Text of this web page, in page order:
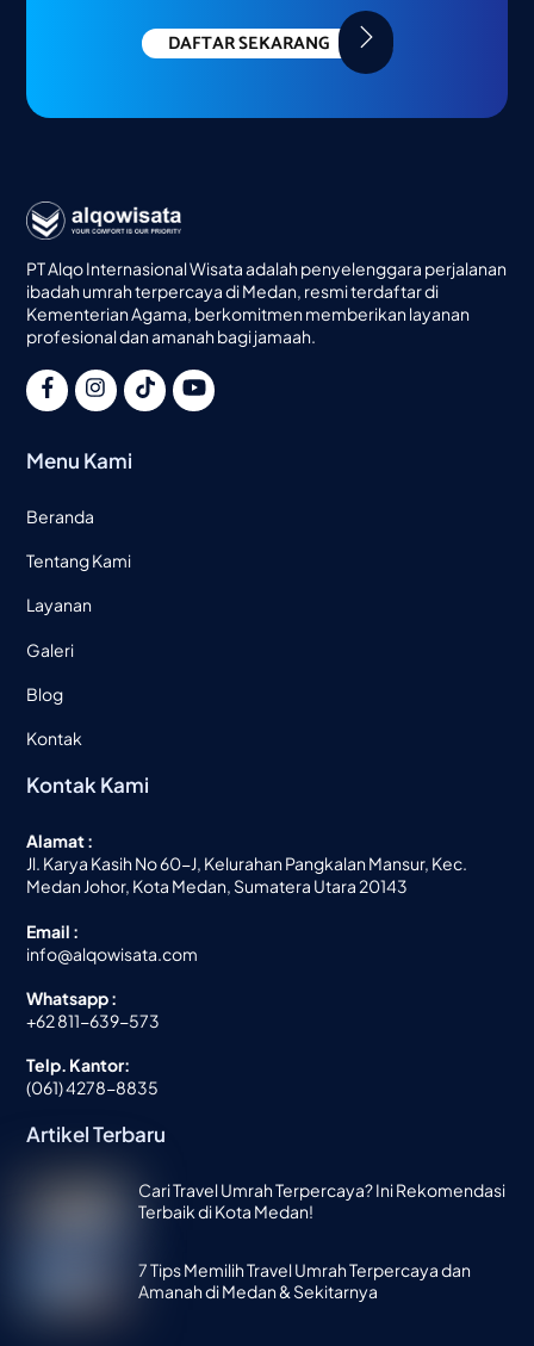
DAFTAR SEKARANG
PT Alqo Internasional Wisata adalah penyelenggara perjalanan
ibadah umrah terpercaya di Medan, resmi terdaftar di
Kementerian Agama, berkomitmen memberikan layanan
profesional dan amanah bagi jamaah.
Menu Kami
Beranda
Tentang Kami
Layanan
Galeri
Blog
Kontak
Kontak Kami
Alamat :
Jl. Karya Kasih No 60-J, Kelurahan Pangkalan Mansur, Kec.
Medan Johor, Kota Medan, Sumatera Utara 20143
Email :
info@alqowisata.com
Whatsapp :
+62 811-639-573
Telp. Kantor:
(061) 4278-8835
Artikel Terbaru
Cari Travel Umrah Terpercaya? Ini Rekomendasi
Terbaik di Kota Medan!
7 Tips Memilih Travel Umrah Terpercaya dan
Amanah di Medan & Sekitarnya